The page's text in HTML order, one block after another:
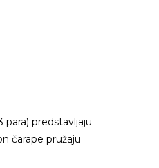
predstavljaju
čarape pružaju